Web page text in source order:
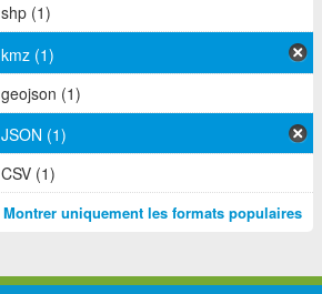
shp (1)
kmz (1)
geojson (1)
JSON (1)
CSV (1)
Montrer uniquement les formats populaires